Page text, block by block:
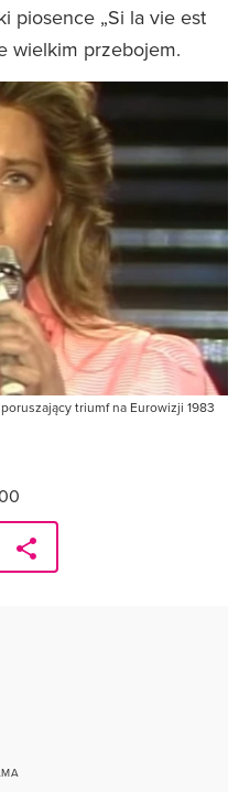
piosence „Si la vie est
wielkim przebojem.
triumf na Eurowizji 1983